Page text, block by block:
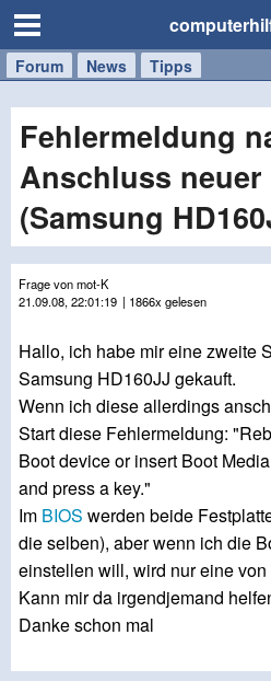
Forum News Tipps
Handy
Tablet
Windows
Mac
Fehlermeldung
Anschluss neuer
(Samsung
Frage von mot-K
21.09.08, 22:01:19 | 1866x gelesen
Hallo, ich habe mir eine zweite
Samsung HD160JJ gekauft.
Wenn ich diese allerdings
Start diese Fehlermeldung:
Boot device or insert Boot
and press a key."
Im BIOS werden beide
die selben), aber wenn ich die
einstellen will, wird nur eine
Kann mir da irgendjemand
Danke schon mal